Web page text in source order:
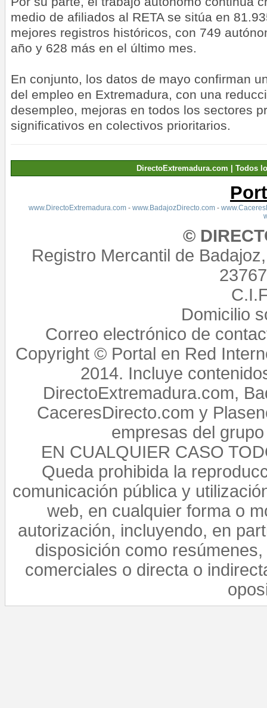
medio de afiliados al RETA se sitúa en
mejores registros históricos, con 749
año y 628 más en el último mes.
En conjunto, los datos de mayo confirman
del empleo en Extremadura, con una
desempleo, mejoras en todos los sectores
significativos en colectivos prioritarios.
DirectoExtremadura.com | Todos
www.DirectoExtremadura.com- www.BadajozDirecto.com-
©
Registro Mercantil de
Domicilio
Correo electrónico de
Copyright © Portal en Red
2014. Incluye
DirectoExtremadura.com,
CaceresDirecto.com y
empresas del
EN CUALQUIER CASO
Queda prohibida la
comunicación pública y
web, en cualquier forma o
autorización, incluyendo, en
disposición como
comerciales o directa o